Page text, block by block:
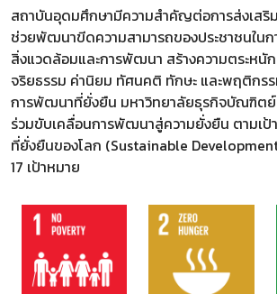
สถาบันอุดมศึกษามีความสำคัญต่อการส่งเส
ช่วยพัฒนาขีดความสามารถของประชาชนใน
สิ่งแวดล้อมและการพัฒนา สร้างความตระหนั
จริยธรรม ค่านิยม ทัศนคติ ทักษะ และพฤติกร
การพัฒนาที่ยั่งยืน มหาวิทยาลัยธุรกิจบัณฑิตย์
ร่วมขับเคลื่อนการพัฒนาสู่ความยั่งยืน ตามเ
ที่ยั่งยืนของโลก (Sustainable
17 เป้าหมาย